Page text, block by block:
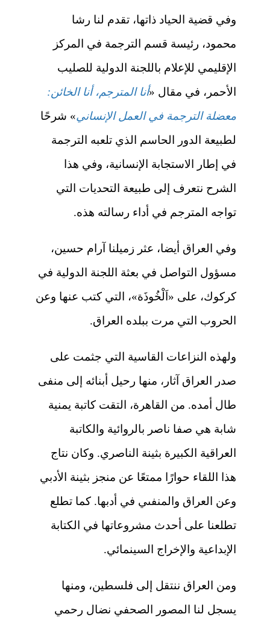
وفي قضية الحياد ذاتها، تقدم لنا رشا
محمود، رئيسة قسم الترجمة في المركز
الإقليمي للإعلام باللجنة الدولية للصليب
الأحمر، في مقال «أنا المترجم، أنا الخائن:
معضلة الترجمة في العمل الإنساني» شرحًا
لطبيعة الدور الحاسم الذي تلعبه
الترجمة
في إطار الاستجابة الإنسانية، وفي هذا
الشرح نتعرف إلى طبيعة التحديات التي
تواجه المترجم في أداء رسالته هذه.
وفي العراق أيضا، عثر زميلنا آرام حسين،
مسؤول التواصل في بعثة اللجنة الدولية في
كركوك، على « اَلْخُوذَة»، التي كتب عنها وعن
الحروب التي مرت ببلده العراق.
ولهذه النزاعات القاسية التي جثمت على
صدر العراق آثار، منها رحيل أبنائه إلى منفى
طال أمده. من القاهرة، التقت كاتبة يمنية
شابة هي صفا ناصر بالروائية والكاتبة
العراقية الكبيرة بثينة الناصري. وكان نتاج
هذا اللقاء حوارًا ممتعًا عن منجز بثينة الأدبي
وعن العراق والمنفىي في أدبها. كما تطلع
تطلعنا على أحدث مشروعاتها في الكتابة
الإبداعية والإخراج السينمائي.
ومن العراق ننتقل إلى فلسطين، ومنها
يسجل لنا
المصور الصحفي نضال رحمي